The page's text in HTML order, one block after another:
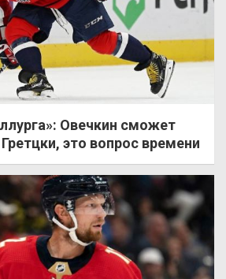
Овечкин сможет
это вопрос времени